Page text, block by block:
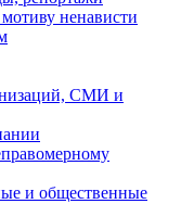
ненависти
СМИ и
и общественные